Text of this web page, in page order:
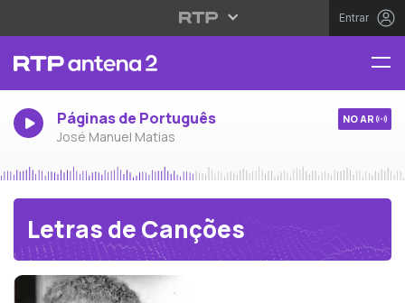
Entrar
Páginas de Português
José Manuel Matias
NO AR
Letras de Canções